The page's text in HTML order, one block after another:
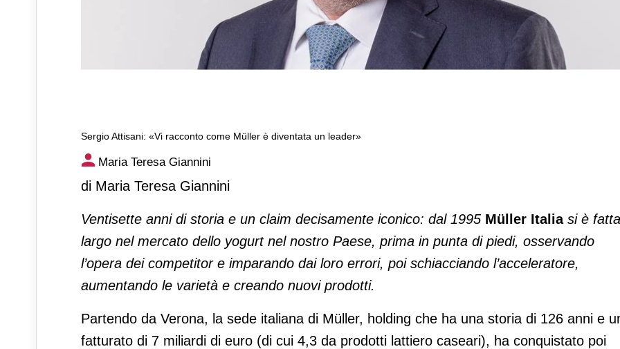
Sergio Attisani: «Vi racconto come Müller è diventata un leader»
Sergio Attisani: «Vi racconto come Müller è diventata un leader»
Maria Teresa Giannini
di Maria Teresa Giannini
Ventisette anni di storia e un claim decisamente iconico: dal 1995 Müller Italiasi è fatta
largo nel mercato dello yogurt nel nostro Paese, prima in punta di piedi, osservando
l’opera dei competitor e imparando dai loro errori, poi schiacciando l’acceleratore,
aumentando le varietà e creando nuovi prodotti.
Partendo da Verona, la sede italiana di Müller, holding che ha una storia di 126 anni e
fatturato di 7 miliardi di euro (di cui 4,3 da prodotti lattiero caseari), ha conquistato poi